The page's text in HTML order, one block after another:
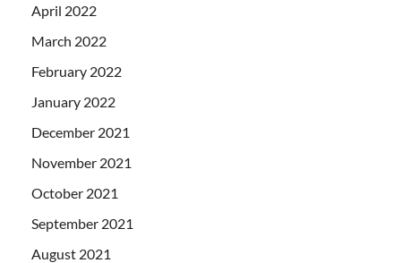
April 2022
March 2022
February 2022
January 2022
December 2021
November 2021
October 2021
September 2021
August 2021